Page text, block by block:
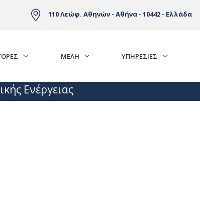
110 Λεώφ. Αθηνών - Αθήνα - 10442 - Ελλάδα
ΜΕΛΗ ΥΠΗΡΕΣΙΕΣ
Ενέργειας